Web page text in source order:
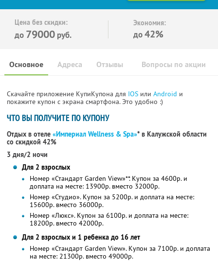
Цена без скидки:
до 79000 руб.
Экономия:
до42%
Основное Отзывы Вопросы по акции
Адреса
Скачайте приложение КупиКупона для IOS или Android и
покажите купон с экрана смартфона. Это удобно :)
ЧТО ВЫ ПОЛУЧИТЕ ПО КУПОНУ
Отдых в отеле «Империал Wellness & Spa»* в Калужской области
со скидкой 42%
3 дня/2 ночи
Для 2 взрослых
Номер «Стандарт Garden View»**. Купон за 4600р. и
доплата на месте: 13900р. вместо 32000р.
Номер «Студио». Купон за 5200р. и доплата на месте:
15600р. вместо 36000р.
Номер «Люкс». Купон за 6100р. и доплата на месте:
18200р. вместо 42000р.
Для 2 взрослых и 1 ребенка до 16 лет
Номер «Стандарт Garden View». Купон за 7100р. и доплата
на месте: 21300р. вместо 49000р.